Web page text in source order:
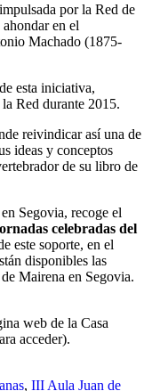
por la Red de
en el
Machado (1875-
de esta iniciativa,
Red durante 2015.
reivindicar así una de
ideas y conceptos
de su libro de
Segovia, recoge el
celebradas del
este soporte, en el
disponibles las
Mairena en Segovia.
web de la Casa
acceder).
, III Aula Juan de